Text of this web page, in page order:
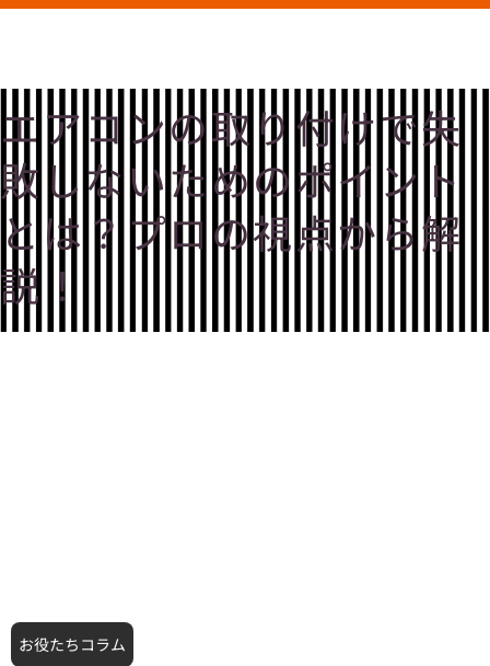
エアコンの取り付けで失
敗しないためのポイント
とは？プロの視点から解
説！
お役たちコラム